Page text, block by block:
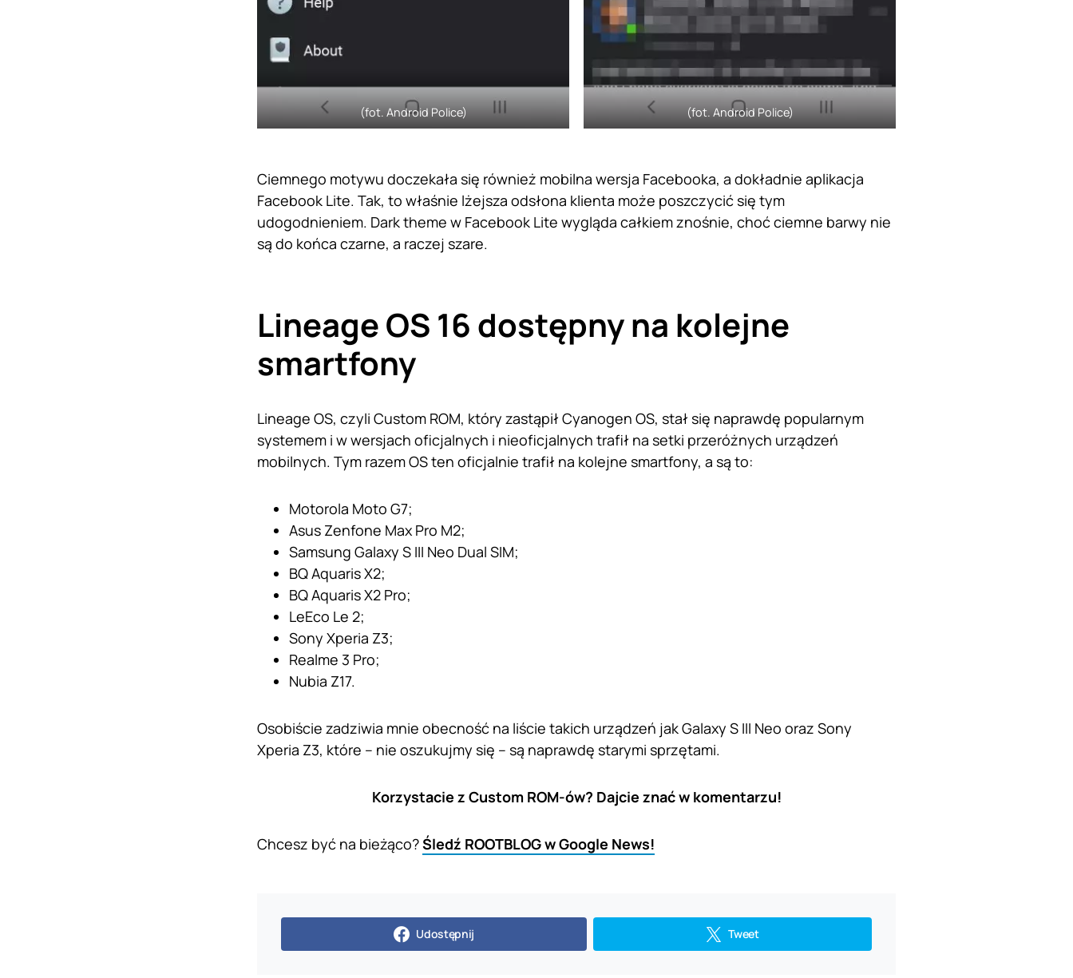
(fot. Android Police) (fot. Android Police)
Ciemnego motywu doczekała się również mobilna wersja Facebooka, a dokładnie aplikacja
Facebook Lite. Tak, to właśnie lżejsza odsłona klienta może poszczycić się tym
udogodnieniem. Dark theme w Facebook Lite wygląda całkiem znośnie, choć ciemne barwy nie
są do końca czarne, a raczej szare.
Lineage OS 16 dostępny na kolejne
smartfony
Lineage OS, czyli Custom ROM, który zastąpił Cyanogen OS, stał się naprawdę popularnym
systemem i w wersjach oficjalnych i nieoficjalnych trafił na setki przeróżnych urządzeń
mobilnych. Tym razem OS ten oficjalnie trafił na kolejne smartfony, a są to:
Motorola Moto G7;
Asus Zenfone Max Pro M2;
Samsung Galaxy S III Neo Dual SIM;
BQ Aquaris X2;
BQ Aquaris X2 Pro;
LeEco Le 2;
Sony Xperia Z3;
Realme 3 Pro;
Nubia Z17.
Osobiście zadziwia mnie obecność na liście takich urządzeń jak Galaxy S III Neo oraz Sony
Xperia Z3, które – nie oszukujmy się – są naprawdę starymi sprzętami.
Korzystacie z Custom ROM-ów? Dajcie znać w komentarzu!
Chcesz być na bieżąco?Śledź ROOTBLOG w Google News!
Udostępnij Tweet